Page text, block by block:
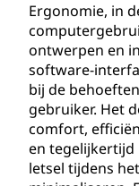
Ergonomie, in
ontwerpen en
software-
bij de
gebruiker. Het
comfort,
en tegelijkertijd
letsel tijdens